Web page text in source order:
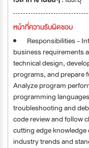
หน้าที่ความรับผิดชอบ
Responsibilities -
business requirements
technical design,
programs, and prepare
Analyze program
programming
troubleshooting and
code review and follow
cutting edge
industry trends and